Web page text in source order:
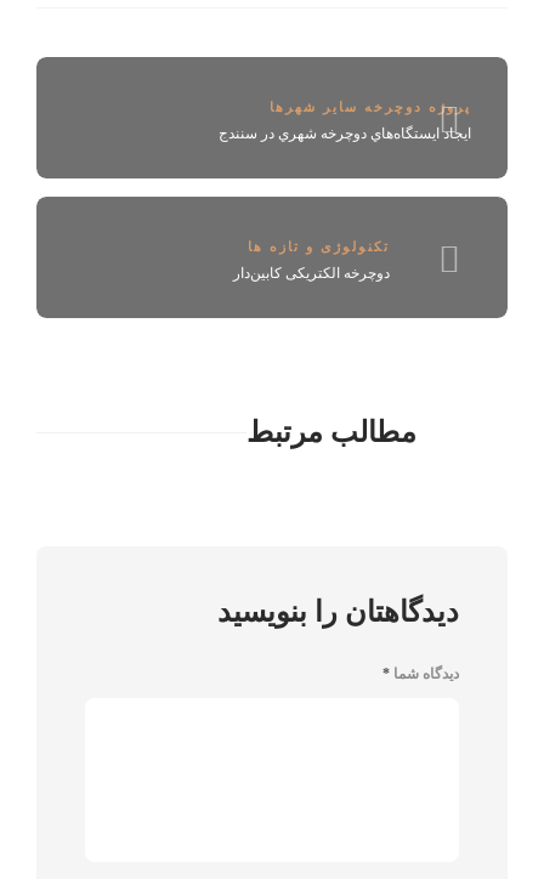
پروژه دوچرخه سایر شهرها
ايجاد ايستگاه‌هاي دوچرخه شهري در سنندج
تکنولوژی و تازه ها
دوچرخه الکتریکی کابین‌دار
مطالب مرتبط
دیدگاهتان را بنویسید
دیدگاه شما *